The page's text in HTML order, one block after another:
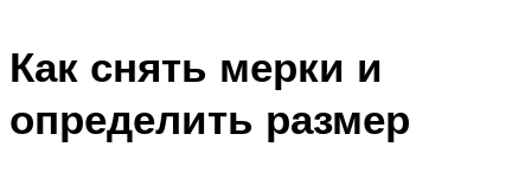
Как снять мерки и
определить размер